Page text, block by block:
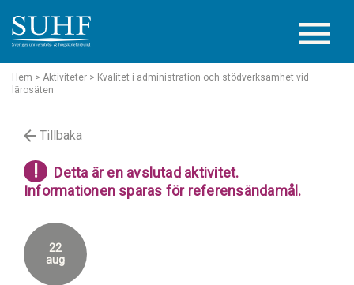
Hem > Aktiviteter > Kvalitet i administration och stödverksamhet vid
lärosäten
Tillbaka
!
Detta är en avslutad aktivitet.
Informationen sparas för referensändamål.
22
aug